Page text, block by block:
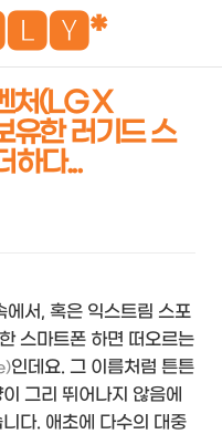
검
처(LG X
한 러기드 스
하다...
에서, 혹은 익스트림 스포
스마트폰 하면 떠오르는
인데요. 그 이름처럼 튼튼
그리 뛰어나지 않음에
다. 애초에 다수의 대중